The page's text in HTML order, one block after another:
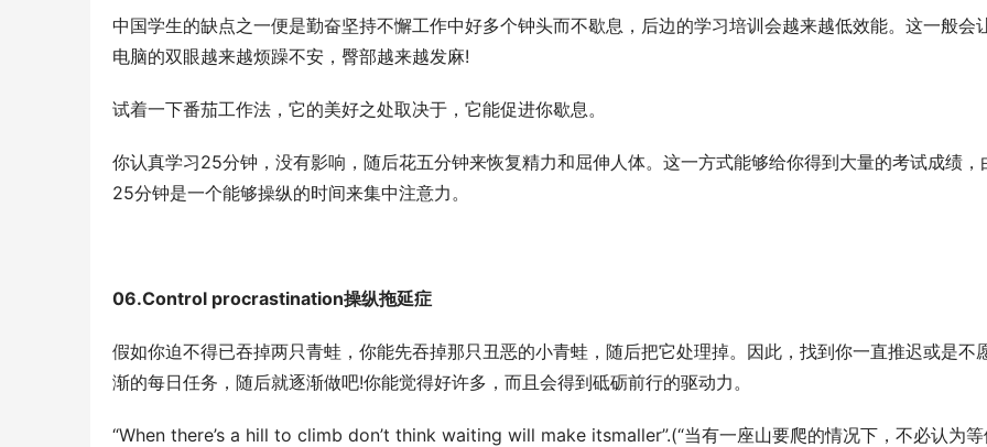
中国学生的缺点之一便是勤奋坚持不懈工作中好多个钟头而不歇息，后边的学习培训会越来越低效能。这一般会
电脑的双眼越来越烦躁不安，臀部越来越发麻!
试着一下番茄工作法，它的美好之处取决于，它能促进你歇息。
你认真学习25分钟，没有影响，随后花五分钟来恢复精力和屈伸人体。这一方式能够给你得到大量的考试成绩，
25分钟是一个能够操纵的时间来集中注意力。
06.Control procrastination操纵拖延症
假如你迫不得已吞掉两只青蛙，你能先吞掉那只丑恶的小青蛙，随后把它处理掉。因此，找到你一直推迟或是不
渐的每日任务，随后就逐渐做吧!你能觉得好许多，而且会得到砥砺前行的驱动力。
“When there’s a hill to climb don’t think waiting will make itsmaller”.(“当有一座山要爬的情况下，不必认为